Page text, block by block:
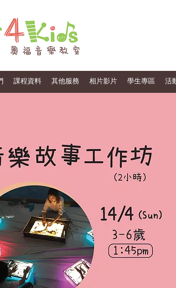
課程資料 其他服務 相片影片 學生專區 活